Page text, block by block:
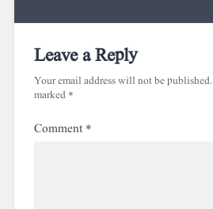
Leave a Reply
Your email address will not be published.
marked*
Comment*